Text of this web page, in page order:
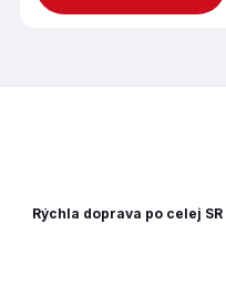
Rýchla doprava po celej SR